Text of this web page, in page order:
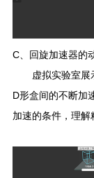
C、
回旋加速器的
虚拟实验室 展
D形盒间的不断加
加速的条件，理解